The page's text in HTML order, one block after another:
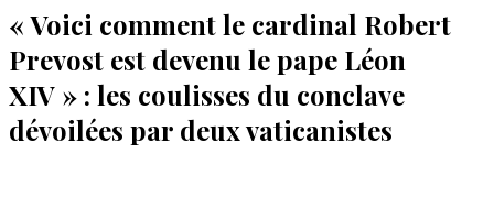
« Voici comment le cardinal Robert
Prevost est devenu le pape Léon
XIV » : les coulisses du conclave
dévoilées par deux vaticanistes